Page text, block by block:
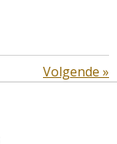
Volgende »